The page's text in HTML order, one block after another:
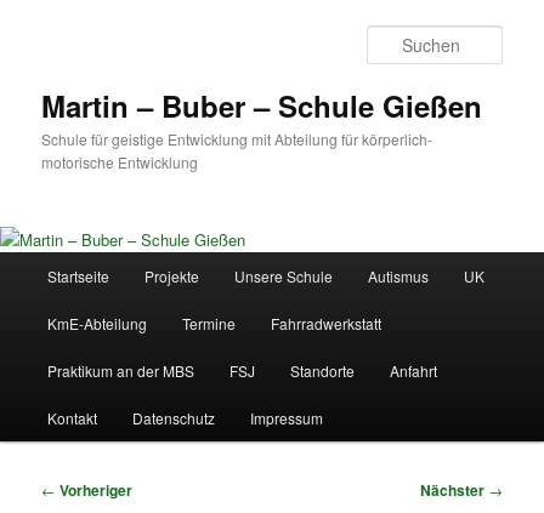
Martin – Buber – Schule Gießen
Schule für geistige Entwicklung mit Abteilung für körperlich-
motorische Entwicklung
Startseite Projekte Unsere Schule Autismus UK
KmE-Abteilung Termine Fahrradwerkstatt
Praktikum an der MBS FSJ Standorte Anfahrt
Kontakt Datenschutz Impressum
Beitragsnavigation
← Vorheriger Nächster →